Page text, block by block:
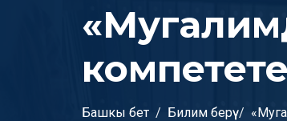
Башкы бет Билим берүү